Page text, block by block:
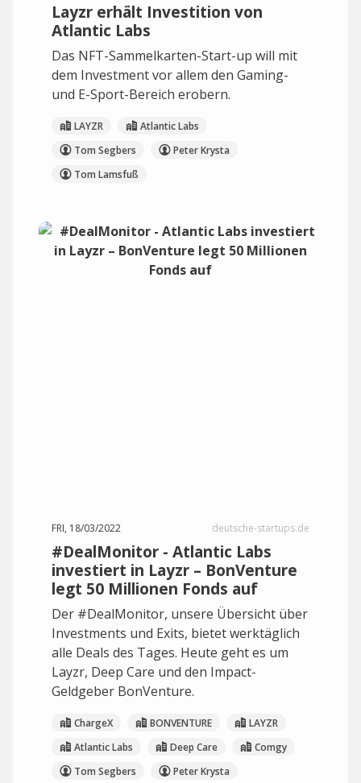
Layzr erhält Investition von
Atlantic Labs
Das NFT-Sammelkarten-Start-up will mit
dem Investment vor allem den Gaming-
und E-Sport-Bereich erobern.
LAYZR
Atlantic Labs
Tom Segbers
Peter Krysta
Tom Lamsfuß
FRI, 18/03/2022 deutsche-startups.de
#DealMonitor - Atlantic Labs
investiert in Layzr – BonVenture
legt 50 Millionen Fonds auf
Der #DealMonitor, unsere Übersicht über
Investments und Exits, bietet werktäglich
alle Deals des Tages. Heute geht es um
Layzr, Deep Care und den Impact-
Geldgeber BonVenture.
ChargeX BONVENTURE
LAYZR
Atlantic Labs
Deep Care
Comgy
Tom Segbers
Peter Krysta